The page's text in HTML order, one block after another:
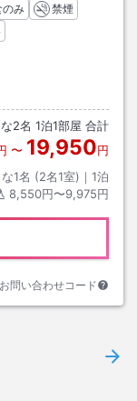
のみ
禁煙
2名 1泊1部屋 合計
〜 19,950円
1名 (2名1室)｜ 1泊
8,550円〜9,975円
お問い合わせコード